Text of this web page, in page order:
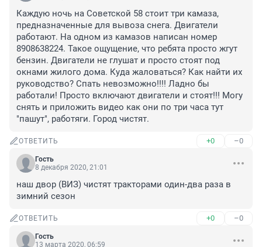
Каждую ночь на Советской 58 стоит три камаза,
предназначенные для вывоза снега. Двигатели
работают. На одном из камазов написан номер
8908638224. Такое ощущение, что ребята просто жгут
бензин. Двигатели не глушат и просто стоят под
окнами жилого дома. Куда жаловаться? Как найти их
руководство? Спать невозможно!!!! Ладно бы
работали! Просто включают двигатели и стоят!!! Могу
снять и приложить видео как они по три часа тут
"пашут", работяги. Город чистят.
ОТВЕТИТЬ +0 –0
Гость
8 декабря 2020, 21:01
наш двор (ВИЗ) чистят тракторами один-два раза в
зимний сезон
ОТВЕТИТЬ +0 –0
Гость
13 марта 2020, 06:59